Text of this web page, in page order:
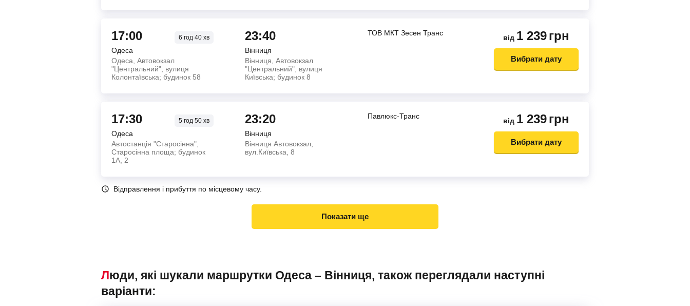
17:00 6 год40 хв
Одеса
Одеса, Автовокзал
"Центральний", вулиця
Колонтаївська; будинок 58
23:40
Вінниця
Вінниця, Автовокзал
"Центральний", вулиця
Київська; будинок 8
ТОВ МКТ Зесен Транс
від 1 239грн
Вибрати дату
17:30 5 год50 хв
Одеса
Автостанція "Старосінна",
Старосінна площа; будинок
1А, 2
23:20
Вінниця
Вінниця Автовокзал,
вул.Київська, 8
Павлюкс-Транс
від 1 239грн
Вибрати дату
Відправлення і прибуття по місцевому часу.
Показати ще
Люди, які шукали маршрутки Одеса – Вінниця, також переглядали наступні
варіанти: